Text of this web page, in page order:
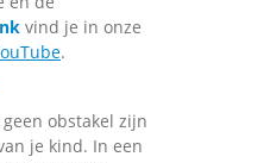
vind je in onze
.
obstakel zijn
je kind. In een